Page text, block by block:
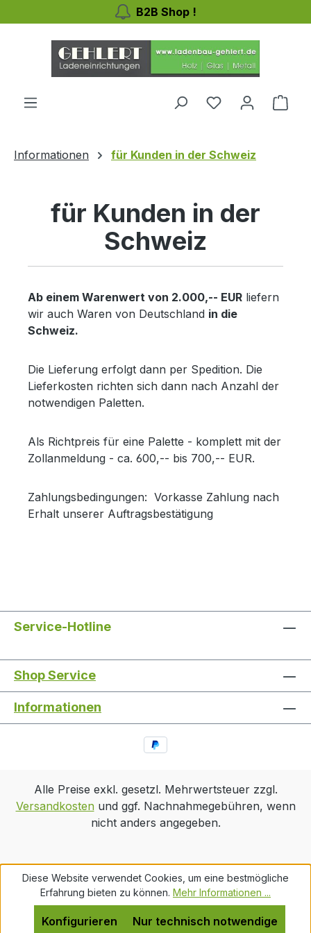
Zum Hauptinhalt springenB2B Shop !
Du hast 0
Informationen für Kunden in der Schweiz
für Kunden in der
Schweiz
Ab einem Warenwert von 2.000,-- EUR liefern
wir auch Waren von Deutschland in die
Schweiz.
Die Lieferung erfolgt dann per Spedition. Die
Lieferkosten richten sich dann nach Anzahl der
notwendigen Paletten.
Als Richtpreis für eine Palette - komplett mit der
Zollanmeldung - ca. 600,-- bis 700,-- EUR.
Zahlungsbedingungen: Vorkasse Zahlung nach
Erhalt unserer Auftragsbestätigung
Service-Hotline
Shop Service
Informationen
Alle Preise exkl. gesetzl. Mehrwertsteuer zzgl.
Versandkostenund ggf. Nachnahmegebühren, wenn
nicht anders angegeben.
Diese Website verwendet Cookies, um eine bestmögliche
Erfahrung bieten zu können. Mehr Informationen ...
Nur technisch notwendige
Konfigurieren